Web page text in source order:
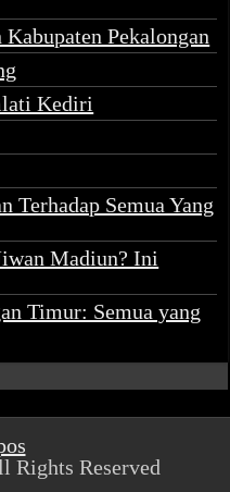
Pekalongan
Kediri
Terhadap Semua Yang
Madiun? Ini
Timur: Semua yang
Rights Reserved